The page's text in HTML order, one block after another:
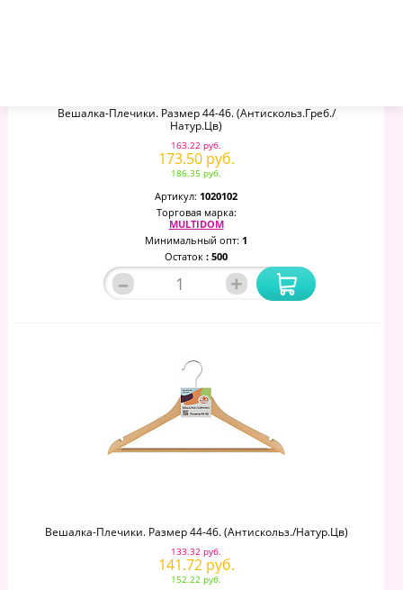
Вешалка-Плечики. Размер 44-46. (антискольз.греб./
Натур.цв)
163.22 руб.
173.50 руб.
186.35 руб.
Артикул: 1020102
Торговая марка:
MULTIDOM
Минимальный опт: 1
Остаток : 500
– +
Вешалка-Плечики. Размер 44-46. (антискольз./натур.цв)
133.32 руб.
141.72 руб.
152.22 руб.